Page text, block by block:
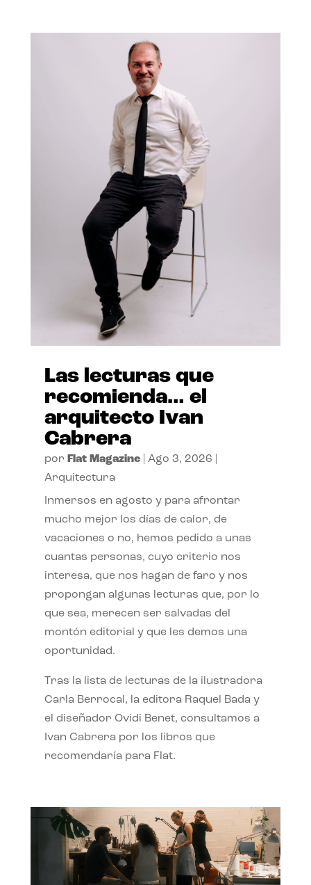
Las lecturas que
recomienda… el
arquitecto Ivan
Cabrera
por Flat Magazine| Ago 3, 2026
Arquitectura
Inmersos en agosto y para afrontar
mucho mejor los días de calor, de
vacaciones o no, hemos pedido a unas
cuantas personas, cuyo criterio nos
interesa, que nos hagan de faro y nos
propongan algunas lecturas que, por lo
que sea, merecen ser salvadas del
montón editorial y que les demos una
oportunidad.
Tras la lista de lecturas de la ilustradora
Carla Berrocal, la editora Raquel Bada y
el diseñador Ovidi Benet, consultamos a
Ivan Cabrera por los libros que
recomendaría para Flat.